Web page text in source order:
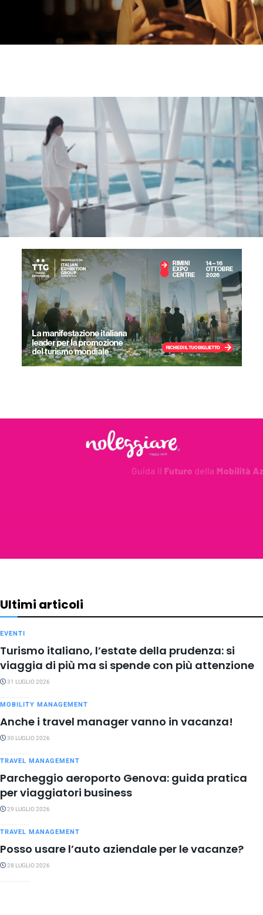
Ultimi articoli
EVENTI
Turismo italiano, l’estate della prudenza: si
viaggia di più ma si spende con più attenzione
31 LUGLIO 2026
MOBILITY MANAGEMENT
Anche i travel manager vanno in vacanza!
30 LUGLIO 2026
TRAVEL MANAGEMENT
Parcheggio aeroporto Genova: guida pratica
per viaggiatori business
29 LUGLIO 2026
TRAVEL MANAGEMENT
Posso usare l’auto aziendale per le vacanze?
28 LUGLIO 2026